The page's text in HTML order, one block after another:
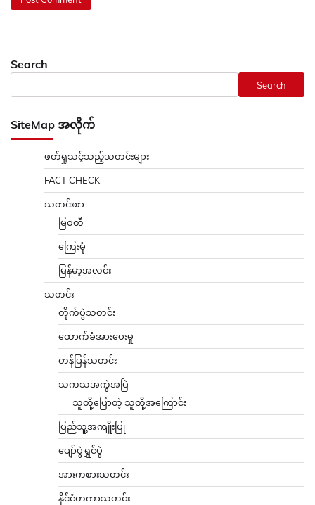
Search
Search
SiteMap အလိုက်
ဖတ်ရှုသင့်သည့်သတင်းများ
FACT CHECK
သတင်းစာ
မြဝတီ
ကြေးမုံ
မြန်မာ့အလင်း
သတင်း
တိုက်ပွဲသတင်း
ထောက်ခံအားပေးမှု
တန်ပြန်သတင်း
သကသအကွဲအပြဲ
သူတို့ပြောတဲ့ သူတို့အကြောင်း
ပြည်သူ့အကျိုးပြု
ပျော်ပွဲရွှင်ပွဲ
အားကစားသတင်း
နိုင်ငံတကာသတင်း